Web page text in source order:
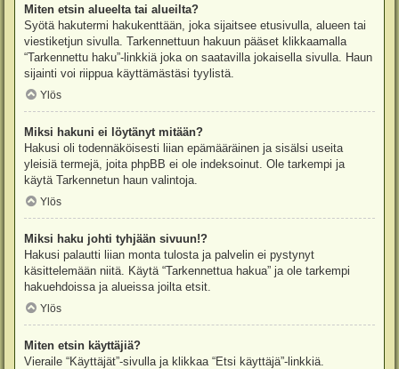
Miten etsin alueelta tai alueilta?
Syötä hakutermi hakukenttään, joka sijaitsee etusivulla, alueen tai
viestiketjun sivulla. Tarkennettuun hakuun pääset klikkaamalla
“Tarkennettu haku”-linkkiä joka on saatavilla jokaisella sivulla. Haun
sijainti voi riippua käyttämästäsi tyylistä.
Ylös
Miksi hakuni ei löytänyt mitään?
Hakusi oli todennäköisesti liian epämääräinen ja sisälsi useita
yleisiä termejä, joita phpBB ei ole indeksoinut. Ole tarkempi ja
käytä Tarkennetun haun valintoja.
Ylös
Miksi haku johti tyhjään sivuun!?
Hakusi palautti liian monta tulosta ja palvelin ei pystynyt
käsittelemään niitä. Käytä “Tarkennettua hakua” ja ole tarkempi
hakuehdoissa ja alueissa joilta etsit.
Ylös
Miten etsin käyttäjiä?
Vieraile “Käyttäjät”-sivulla ja klikkaa “Etsi käyttäjä”-linkkiä.